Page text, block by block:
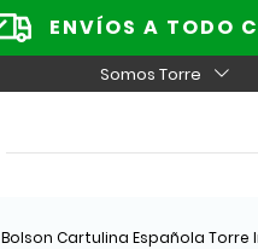
ENVÍOS A TODO
Somos Torre
Bolson Cartulina Española Torre